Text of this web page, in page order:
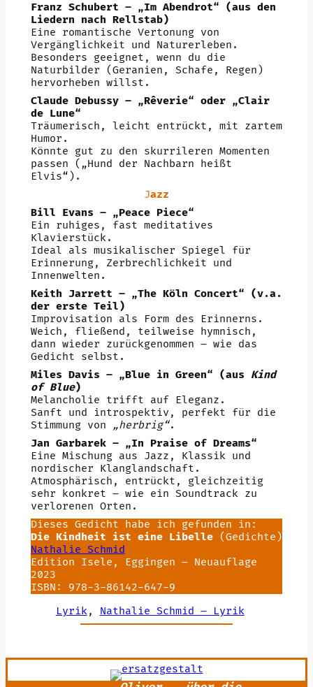
Franz Schubert – „Im Abendrot“ (aus den
Liedern nach Rellstab)
Eine romantische Vertonung von
Vergänglichkeit und Naturerleben.
Besonders geeignet, wenn du die
Naturbilder (Geranien, Schafe, Regen)
hervorheben willst.
Claude Debussy – „Rêverie“ oder „Clair
de Lune“
Träumerisch, leicht entrückt, mit zartem
Humor.
Könnte gut zu den skurrileren Momenten
passen („Hund der Nachbarn heißt
Elvis“).
Jazz
Bill Evans – „Peace Piece“
Ein ruhiges, fast meditatives
Klavierstück.
Ideal als musikalischer Spiegel für
Erinnerung, Zerbrechlichkeit und
Innenwelten.
Keith Jarrett – „The Köln Concert“ (v.a.
der erste Teil)
Improvisation als Form des Erinnerns.
Weich, fließend, teilweise hymnisch,
dann wieder zurückgenommen – wie das
Gedicht selbst.
Miles Davis – „Blue in Green“ (aus Kind
of Blue)
Melancholie trifft auf Eleganz.
Sanft und introspektiv, perfekt für die
Stimmung von
„herbrig“.
Jan Garbarek – „In Praise of Dreams“
Eine Mischung aus Jazz, Klassik und
nordischer Klanglandschaft.
Atmosphärisch, entrückt, gleichzeitig
sehr konkret – wie ein Soundtrack zu
verlorenen Orten.
Dieses Gedicht habe ich gefunden in:
Die Kindheit ist eine Libelle(Gedichte)
Nathalie Schmid
Edition Isele, Eggingen – Neuauflage
2023
ISBN: 978-3-86142-647-9
Lyrik, Nathalie Schmid – Lyrik